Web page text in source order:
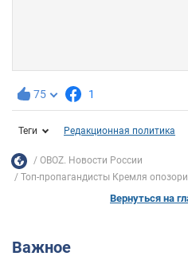
75 1
Теги Редакционная политика
OBOZ. Новости России
Топ-пропагандисты Кремля
Вернуться на
Важное